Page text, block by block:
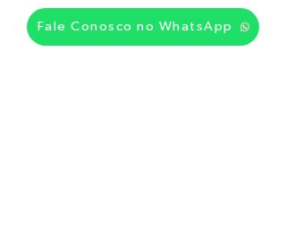
Fale Conosco no WhatsApp